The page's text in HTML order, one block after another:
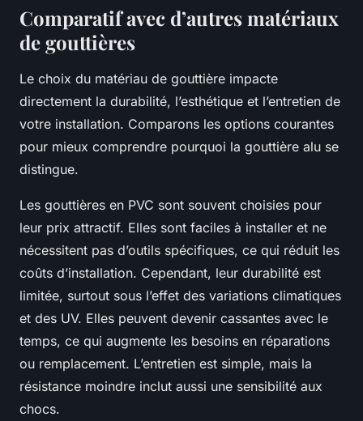
Comparatif avec d’autres matériaux
de gouttières
Le choix du matériau de gouttière impacte
directement la durabilité, l’esthétique et l’entretien de
votre installation. Comparons les options courantes
pour mieux comprendre pourquoi la gouttière alu se
distingue.
Les gouttières en PVC sont souvent choisies pour
leur prix attractif. Elles sont faciles à installer et ne
nécessitent pas d’outils spécifiques, ce qui réduit les
coûts d’installation. Cependant, leur durabilité est
limitée, surtout sous l’effet des variations climatiques
et des UV. Elles peuvent devenir cassantes avec le
temps, ce qui augmente les besoins en réparations
ou remplacement. L’entretien est simple, mais la
résistance moindre inclut aussi une sensibilité aux
chocs.